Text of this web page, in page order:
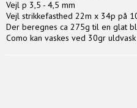
Vejl p 3,5 - 4,5 mm
Vejl strikkefasthed 22m x 34p på
Der beregnes ca 275g til en glat
Como kan vaskes ved 30gr